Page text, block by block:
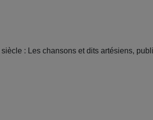
: Les chansons et dits artésiens,